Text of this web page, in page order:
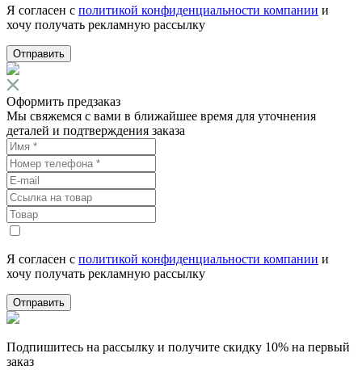
Я согласен с политикой конфиденциальности компании и
хочу получать рекламную рассылку
Отправить
Оформить предзаказ
Мы свяжемся с вами в ближайшее время для уточнения
деталей и подтверждения заказа
Я согласен с политикой конфиденциальности компании и
хочу получать рекламную рассылку
Отправить
Подпишитесь на рассылку и получите скидку 10% на первый
заказ